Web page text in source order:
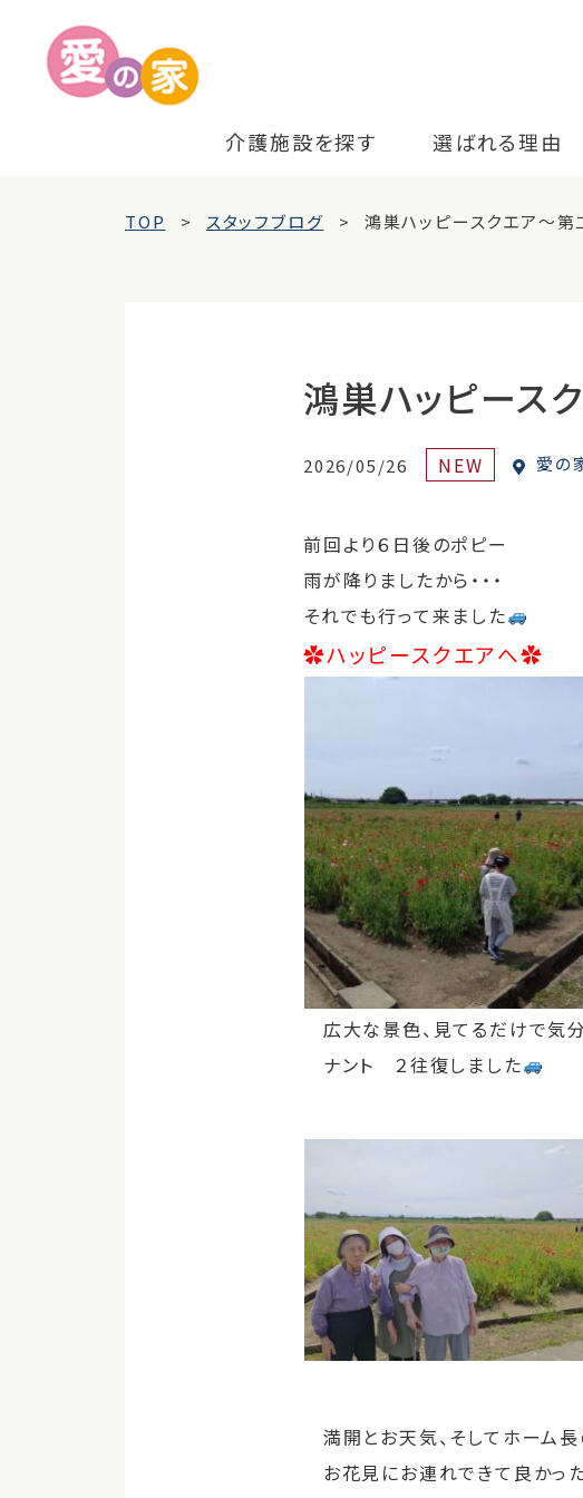
介護施設を探す 選ばれる理由
TOP スタッフブログ 鴻巣ハッピースクエア～第
鴻巣ハッピース
2026/05/26 NEW 愛の
前回より６日後のポピー
雨が降りましたから・・・
それでも行って来ました
✿ハッピースクエアへ✿
広大な景色、見てるだけで気
ナント ２往復しました
満開とお天気、そしてホーム
お花見にお連れできて良かっ